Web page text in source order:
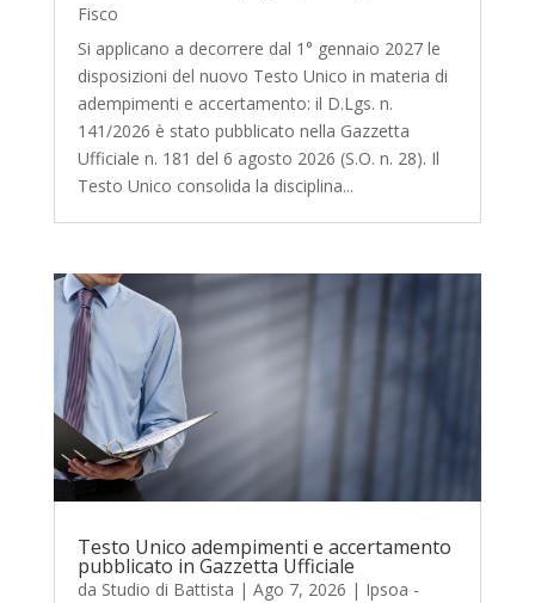
Fisco
Si applicano a decorrere dal 1° gennaio 2027 le
disposizioni del nuovo Testo Unico in materia di
adempimenti e accertamento: il D.Lgs. n.
141/2026 è stato pubblicato nella Gazzetta
Ufficiale n. 181 del 6 agosto 2026 (S.O. n. 28). Il
Testo Unico consolida la disciplina...
Testo Unico adempimenti e accertamento
pubblicato in Gazzetta Ufficiale
da Studio di Battista | Ago 7, 2026 | Ipsoa -